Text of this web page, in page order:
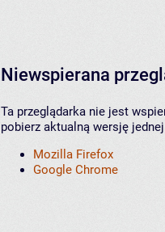
Niewspierana
Ta przeglądarka nie jest
pobierz aktualną wersję
Mozilla Firefox
Google Chrome